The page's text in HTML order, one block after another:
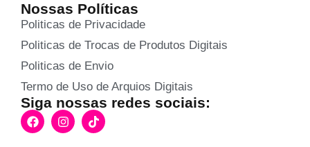
Nossas Políticas
Politicas de Privacidade
Politicas de Trocas de Produtos Digitais
Politicas de Envio
Termo de Uso de Arquios Digitais
Siga nossas redes sociais: